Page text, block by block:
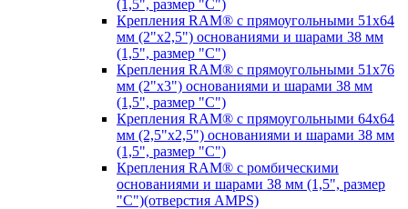
(1,5", размер "C")
Крепления RAM® с прямоугольными 51х64
мм (2"х2,5") основаниями и шарами 38 мм
(1,5", размер "C")
Крепления RAM® с прямоугольными 51х76
мм (2"х3") основаниями и шарами 38 мм
(1,5", размер "C")
Крепления RAM® с прямоугольными 64х64
мм (2,5"х2,5") основаниями и шарами 38 мм
(1,5", размер "C")
Крепления RAM® с ромбическими
основаниями и шарами 38 мм (1,5", размер
"C")(отверстия AMPS)